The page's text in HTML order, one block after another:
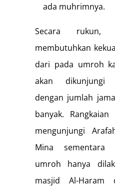
ada muhrimnya.
Secara
membutuhkan
dari pada umroh
akan dikunjungi
dengan jumlah
banyak.
mengunjungi
Mina sementara
umroh hanya
masjid Al-Haram